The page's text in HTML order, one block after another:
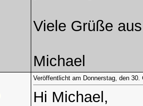
Viele Grüße
Michael
Veröffentlicht am Donnerstag, den
Hi Michael,